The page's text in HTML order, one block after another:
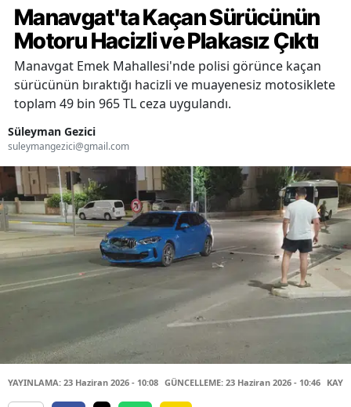
Manavgat'ta Kaçan Sürücünün
Motoru Hacizli ve Plakasız Çıktı
Manavgat Emek Mahallesi'nde polisi görünce kaçan
sürücünün bıraktığı hacizli ve muayenesiz motosiklete
toplam 49 bin 965 TL ceza uygulandı.
Süleyman Gezici
suleymangezici@gmail.com
YAYINLAMA: 23 Haziran 2026 - 10:08 GÜNCELLEME: 23 Haziran 2026 - 10:46